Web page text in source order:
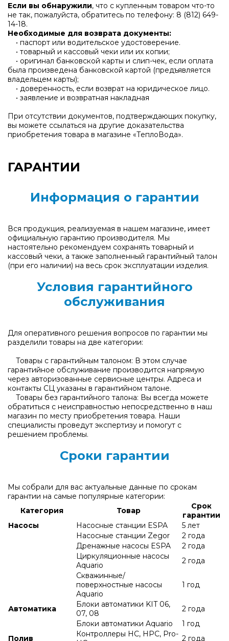
Если вы обнаружили, что с купленным товаром что-то
не так, пожалуйста, обратитесь по телефону: 8 (812) 649-
14-18.
Необходимые для возврата документы:
• паспорт или водительское удостоверение.
• товарный и кассовый чеки или их копии;
• оригинал банковской карты и слип-чек, если оплата
была произведена банковской картой (предъявляется
владельцем карты);
• доверенность, если возврат на юридическое лицо.
• заявление и возвратная накладная
При отсутствии документов, подтверждающих покупку,
вы можете ссылаться на другие доказательства
приобретения товара в магазине «ТеплоВода».
ГАРАНТИИ
Информация о гарантии
Вся продукция, реализуемая в нашем магазине, имеет
официальную гарантию производителя. Мы
настоятельно рекомендуем сохранять товарный и
кассовый чеки, а также заполненный гарантийный талон
(при его наличии) на весь срок эксплуатации изделия.
Условия гарантийного
обслуживания
Для оперативного решения вопросов по гарантии мы
разделили товары на две категории:
Товары с гарантийным талоном: В этом случае
гарантийное обслуживание производится напрямую
через авторизованные сервисные центры. Адреса и
контакты СЦ указаны в гарантийном талоне.
Товары без гарантийного талона: Вы всегда можете
обратиться с неисправностью непосредственно в наш
магазин по месту приобретения товара. Наши
специалисты проведут экспертизу и помогут с
решением проблемы.
Сроки гарантии
Мы собрали для вас актуальные данные по срокам
гарантии на самые популярные категории:
Категория
Товар
Срок
гарантии
Насосы
Насосные станции ESPA
5 лет
Насосные станции Zegor
2 года
Дренажные насосы ESPA
2 года
Циркуляционные насосы
Aquario
2 года
Скважинные/
поверхностные насосы
Aquario
1 год
Автоматика
Блоки автоматики KIT 06,
07, 08
2 года
Блоки автоматики Aquario
1 год
Полив
Контроллеры HC, HPC, Pro- 2 года